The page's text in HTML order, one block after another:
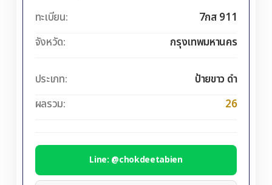
ทะเบียน:
7กส 911
จังหวัด:
กรุงเทพมหานคร
ประเภท:
ป้ายขาว ดำ
ผลรวม:
26
Line: @chokdeetabien